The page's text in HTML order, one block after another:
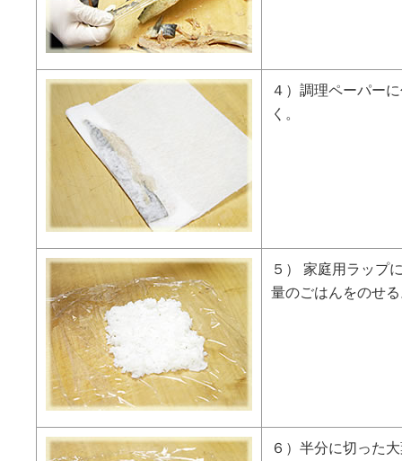
４）調理ペーパー
く。
５） 家庭用ラップ
量のごはんをのせ
６）半分に切った